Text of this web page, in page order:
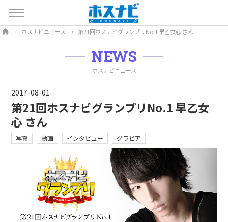
ホスナビニュース 第21回ホスナビグランプリNo.1 早乙女心 さん
NEWS
ホスナビニュース
2017-08-01
第21回ホスナビグランプリNo.1 早乙女
心 さん
写真 動画 インタビュー グラビア